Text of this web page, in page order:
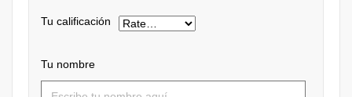
Tu nombre
Tu calificación